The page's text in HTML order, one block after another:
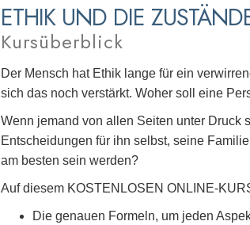
ETHIK UND DIE
Kursüberblick
Der Mensch hat Ethik lange für ein
sich das noch verstärkt. Woher soll eine
Wenn jemand von allen Seiten unter Druck
Entscheidungen für ihn selbst, seine
am besten sein werden?
Auf diesem KOSTENLOSEN ONLINE-
Die genauen Formeln, um jeden